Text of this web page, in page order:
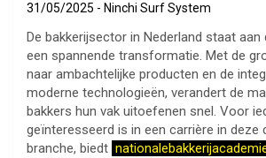
31/05/2025 Ninchi Surf System
De bakkerijsector in Nederland staat aan
een spannende transformatie. Met de
naar ambachtelijke producten en de
moderne technologieën, verandert de
bakkers hun vak uitoefenen snel. Voor
geïnteresseerd is in een carrière in deze
branche, biedt